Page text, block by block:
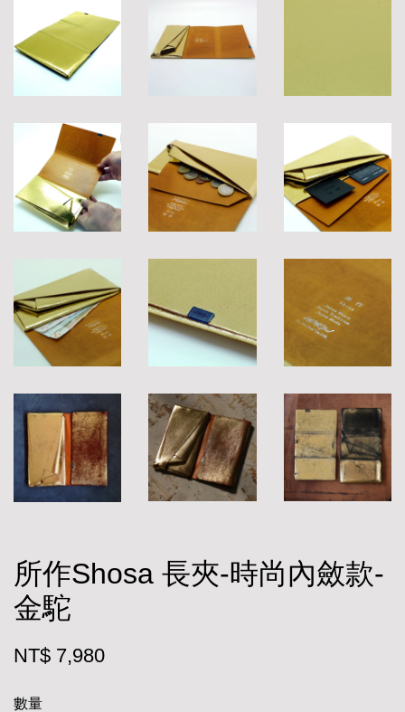
所作Shosa 長夾-時尚內斂款-
金駝
NT$ 7,980
數量